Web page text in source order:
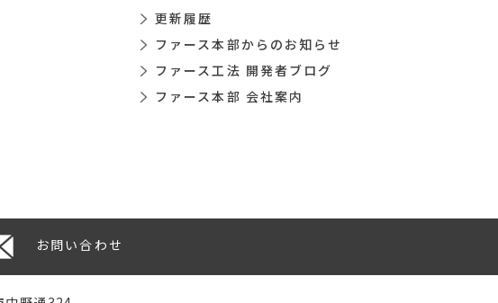
更新履歴
ファース本部からのお知らせ
ファース工法 開発者ブログ
ファース本部 会社案内
お問い合わせ